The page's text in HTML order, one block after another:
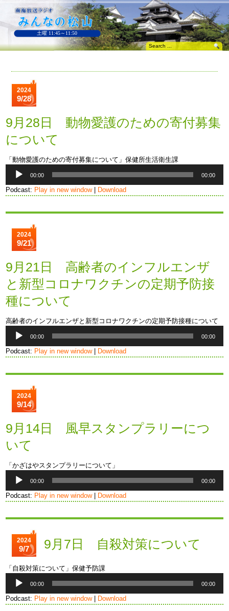
土曜 11:45～11:50
2024
9/28
9月28日 動物愛護のための寄付募集
について
「動物愛護のための寄付募集について」保健所生活衛生課
プ
レ
ー
00:00 00:00
Podcast: Play in new window| Download
2024
9/21
9月21日 高齢者のインフルエンザ
と新型コロナワクチンの定期予防接
種について
高齢者のインフルエンザと新型コロナワクチンの定期予防接種について
プ
レ
ー
00:00 00:00
Podcast: Play in new window| Download
2024
9/14
9月14日 風早スタンプラリーにつ
いて
「かざはやスタンプラリーについて」
プ
レ
ー
00:00 00:00
Podcast: Play in new window| Download
2024
9/7 9月7日 自殺対策について
「自殺対策について」保健予防課
プ
レ
00:00 00:00
Podcast: Play in new window| Download